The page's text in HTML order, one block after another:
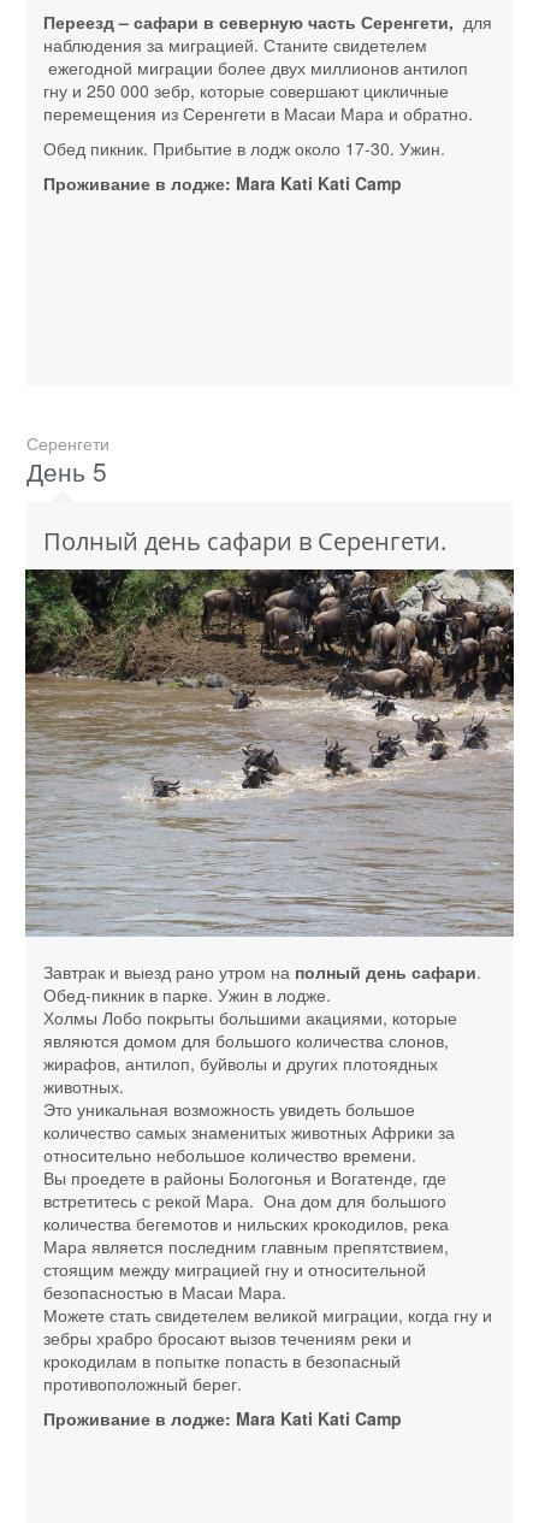
Переезд – сафари в северную часть Серенгети, для
наблюдения за миграцией. Станите свидетелем
ежегодной миграции более двух миллионов антилоп
гну и 250 000 зебр, которые совершают цикличные
перемещения из Серенгети в Масаи Мара и обратно.
Обед пикник. Прибытие в лодж около 17-30. Ужин.
Проживание в лодже: Mara Kati Kati Camp
Серенгети
День 5
Полный день сафари в Серенгети.
Завтрак и выезд рано утром на полный день сафари.
Обед-пикник в парке. Ужин в лодже.
Холмы Лобо покрыты большими акациями, которые
являются домом для большого количества слонов,
жирафов, антилоп, буйволы и других плотоядных
животных.
Это уникальная возможность увидеть большое
количество самых знаменитых животных Африки за
относительно небольшое количество времени.
Вы проедете в районы Бологонья и Вогатенде, где
встретитесь с рекой Мара. Она дом для большого
количества бегемотов и нильских крокодилов, река
Мара является последним главным препятствием,
стоящим между миграцией гну и относительной
безопасностью в Масаи Мара.
Можете стать свидетелем великой миграции, когда гну и
зебры храбро бросают вызов течениям реки и
крокодилам в попытке попасть в безопасный
противоположный берег.
Проживание в лодже: Mara Kati Kati Camp